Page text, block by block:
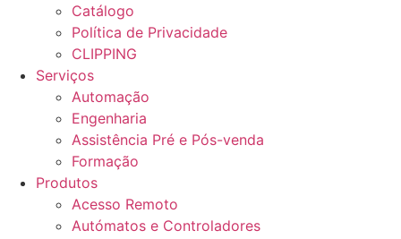
Catálogo
Política de Privacidade
CLIPPING
Serviços
Automação
Engenharia
Assistência Pré e Pós-venda
Formação
Produtos
Acesso Remoto
Autómatos e Controladores